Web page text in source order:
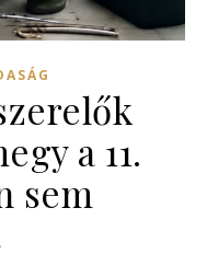
a 11.
sem